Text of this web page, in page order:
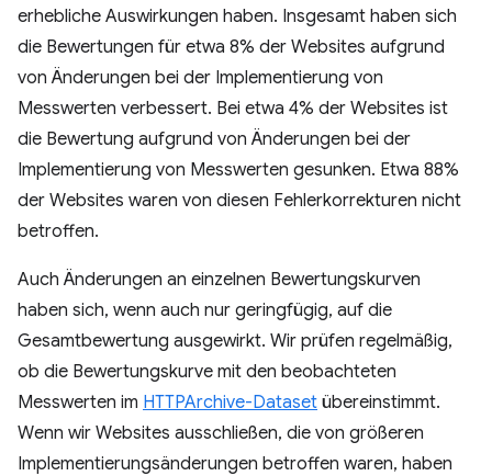
erhebliche Auswirkungen haben. Insgesamt haben sich
die Bewertungen für etwa 8% der Websites aufgrund
von Änderungen bei der Implementierung von
Messwerten verbessert. Bei etwa 4% der Websites ist
die Bewertung aufgrund von Änderungen bei der
Implementierung von Messwerten gesunken. Etwa 88%
der Websites waren von diesen Fehlerkorrekturen nicht
betroffen.
Auch Änderungen an einzelnen Bewertungskurven
haben sich, wenn auch nur geringfügig, auf die
Gesamtbewertung ausgewirkt. Wir prüfen regelmäßig,
ob die Bewertungskurve mit den beobachteten
Messwerten im HTTPArchive-Dataset übereinstimmt.
Wenn wir Websites ausschließen, die von größeren
Implementierungsänderungen betroffen waren, haben